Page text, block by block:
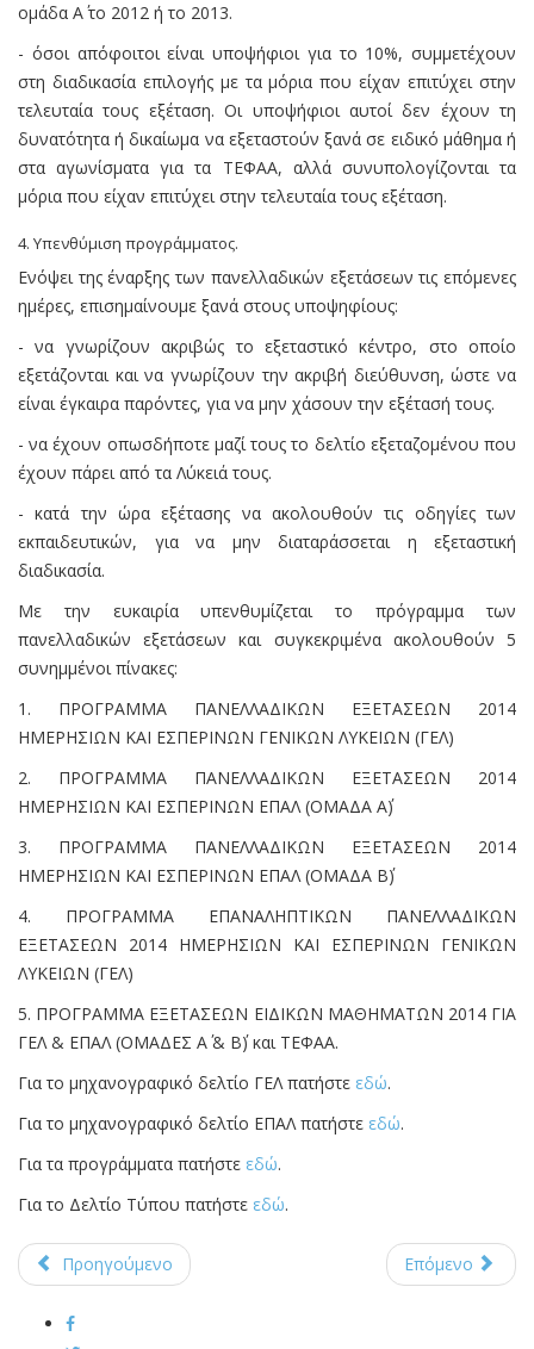
ομάδα Α΄ το 2012 ή το 2013.
- όσοι απόφοιτοι είναι υποψήφιοι για το 10%, συμμετέχουν
στη διαδικασία επιλογής με τα μόρια που είχαν επιτύχει στην
τελευταία τους εξέταση. Οι υποψήφιοι αυτοί δεν έχουν τη
δυνατότητα ή δικαίωμα να εξεταστούν ξανά σε ειδικό μάθημα ή
στα αγωνίσματα για τα ΤΕΦΑΑ, αλλά συνυπολογίζονται τα
μόρια που είχαν επιτύχει στην τελευταία τους εξέταση.
4. Υπενθύμιση προγράμματος.
Ενόψει της έναρξης των πανελλαδικών εξετάσεων τις επόμενες
ημέρες, επισημαίνουμε ξανά στους υποψηφίους:
- να γνωρίζουν ακριβώς το εξεταστικό κέντρο, στο οποίο
εξετάζονται και να γνωρίζουν την ακριβή διεύθυνση, ώστε να
είναι έγκαιρα παρόντες, για να μην χάσουν την εξέτασή τους.
- να έχουν οπωσδήποτε μαζί τους το δελτίο εξεταζομένου που
έχουν πάρει από τα Λύκειά τους.
- κατά την ώρα εξέτασης να ακολουθούν τις οδηγίες των
εκπαιδευτικών, για να μην διαταράσσεται η εξεταστική
διαδικασία.
Με την ευκαιρία υπενθυμίζεται το πρόγραμμα των
πανελλαδικών εξετάσεων και συγκεκριμένα ακολουθούν 5
συνημμένοι πίνακες:
1. ΠΡΟΓΡΑΜΜΑ ΠΑΝΕΛΛΑΔΙΚΩΝ ΕΞΕΤΑΣΕΩΝ 2014
ΗΜΕΡΗΣΙΩΝ ΚΑΙ ΕΣΠΕΡΙΝΩΝ ΓΕΝΙΚΩΝ ΛΥΚΕΙΩΝ (ΓΕΛ)
2. ΠΡΟΓΡΑΜΜΑ ΠΑΝΕΛΛΑΔΙΚΩΝ ΕΞΕΤΑΣΕΩΝ 2014
ΗΜΕΡΗΣΙΩΝ ΚΑΙ ΕΣΠΕΡΙΝΩΝ ΕΠΑΛ (ΟΜΑΔΑ Α΄)
3. ΠΡΟΓΡΑΜΜΑ ΠΑΝΕΛΛΑΔΙΚΩΝ ΕΞΕΤΑΣΕΩΝ 2014
ΗΜΕΡΗΣΙΩΝ ΚΑΙ ΕΣΠΕΡΙΝΩΝ ΕΠΑΛ (ΟΜΑΔΑ Β΄)
4. ΠΡΟΓΡΑΜΜΑ ΕΠΑΝΑΛΗΠΤΙΚΩΝ ΠΑΝΕΛΛΑΔΙΚΩΝ
ΕΞΕΤΑΣΕΩΝ 2014 ΗΜΕΡΗΣΙΩΝ ΚΑΙ ΕΣΠΕΡΙΝΩΝ ΓΕΝΙΚΩΝ
ΛΥΚΕΙΩΝ (ΓΕΛ)
5. ΠΡΟΓΡΑΜΜΑ ΕΞΕΤΑΣΕΩΝ ΕΙΔΙΚΩΝ ΜΑΘΗΜΑΤΩΝ 2014 ΓΙΑ
ΓΕΛ & ΕΠΑΛ (ΟΜΑΔΕΣ Α΄ & Β΄) και ΤΕΦΑΑ.
Για το μηχανογραφικό δελτίο ΓΕΛ πατήστε εδώ.
Για το μηχανογραφικό δελτίο ΕΠΑΛ πατήστε εδώ.
Για τα προγράμματα πατήστε εδώ.
Για το Δελτίο Τύπου πατήστε εδώ.
Προηγούμενο Επόμενο